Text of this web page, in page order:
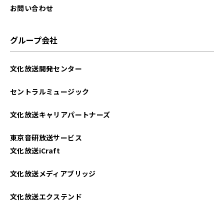
お問い合わせ
グループ会社
文化放送開発センター
セントラルミュージック
文化放送キャリアパートナーズ
東京音研放送サービス
文化放送iCraft
文化放送メディアブリッジ
文化放送エクステンド